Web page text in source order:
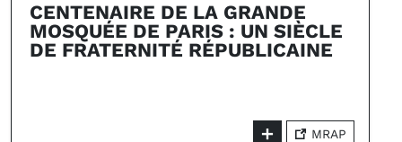
CENTENAIRE DE LA GRANDE
MOSQUÉE DE PARIS : UN SIÈCLE
DE FRATERNITÉ RÉPUBLICAINE
MRAP